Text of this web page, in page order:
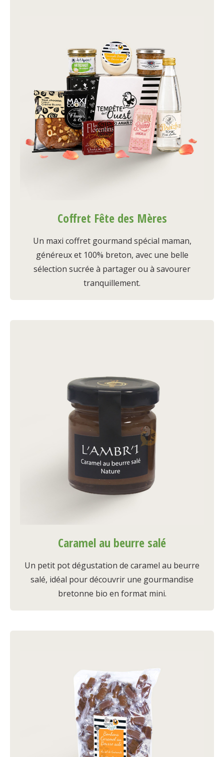
Coffret Fête des Mères
Un maxi coffret gourmand spécial maman,
généreux et 100% breton, avec une belle
sélection sucrée à partager ou à savourer
tranquillement.
Caramel au beurre salé
Un petit pot dégustation de caramel au beurre
salé, idéal pour découvrir une gourmandise
bretonne bio en format mini.